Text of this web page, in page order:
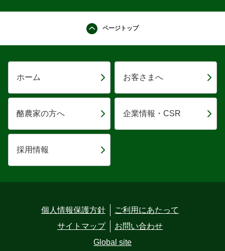
ページトップ
ホーム お客さまへ
酪農家の方へ 企業情報・CSR
採用情報
個人情報保護方針
ご利用にあたって
サイトマップ
お問い合わせ
Global site